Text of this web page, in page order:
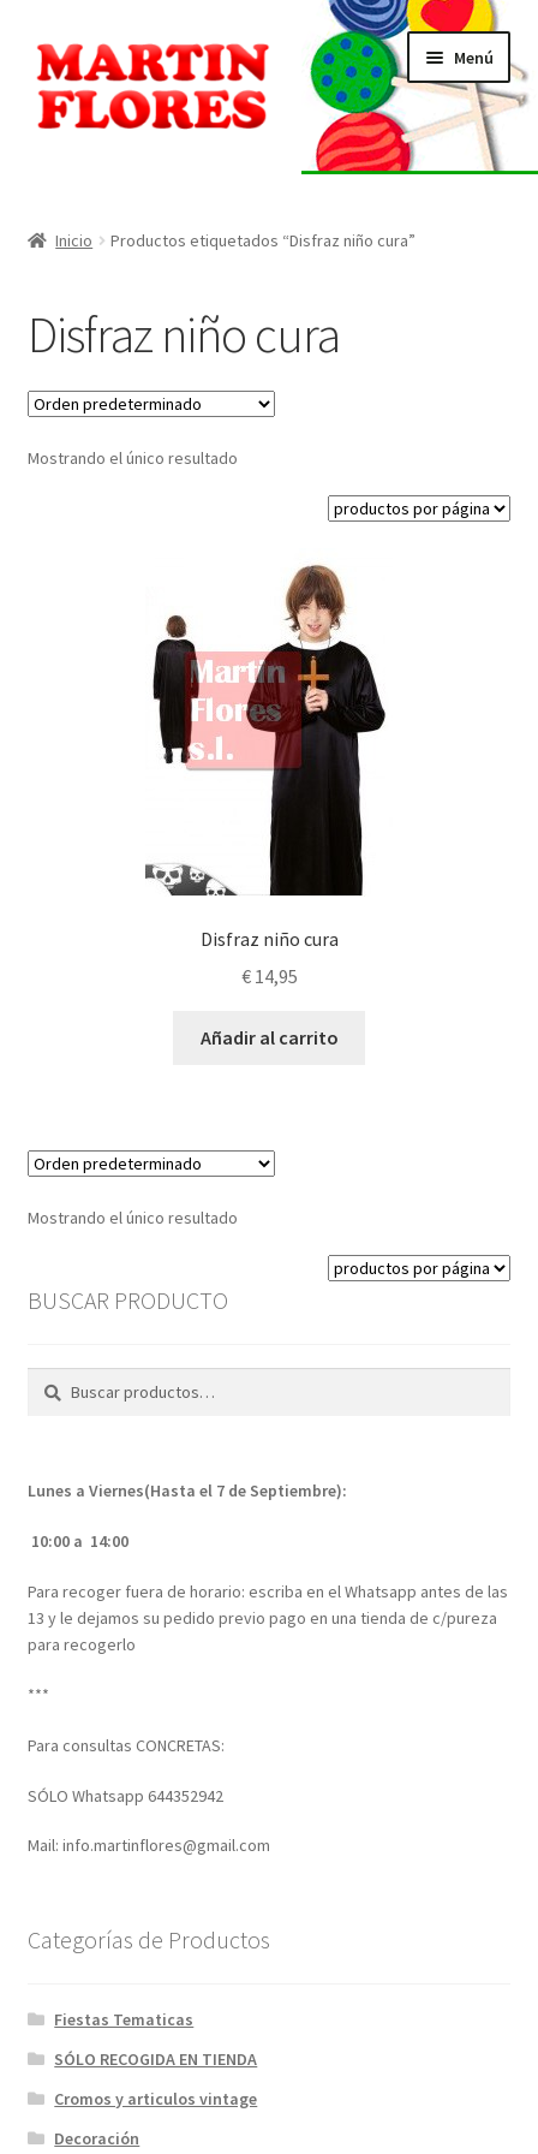
Ir
la
navegación
Ir
al
contenido
Menú
Tienda
Inicio Productos etiquetados “Disfraz niño cura”
Disfraz niño cura
Mostrando el único resultado
Disfraz niño cura
€14,95
Añadir al carrito
Mostrando el único resultado
BUSCAR PRODUCTO
Buscar
Buscar
Lunes a Viernes(Hasta el 7 de Septiembre):
10:00 a 14:00
Para recoger fuera de horario: escriba en el Whatsapp antes de las
13 y le dejamos su pedido previo pago en una tienda de c/pureza
para recogerlo
***
Para consultas CONCRETAS:
SÓLO Whatsapp 644352942
Mail: info.martinflores@gmail.com
Categorías de Productos
Fiestas Tematicas
SÓLO RECOGIDA EN TIENDA
Cromos y articulos vintage
Decoración